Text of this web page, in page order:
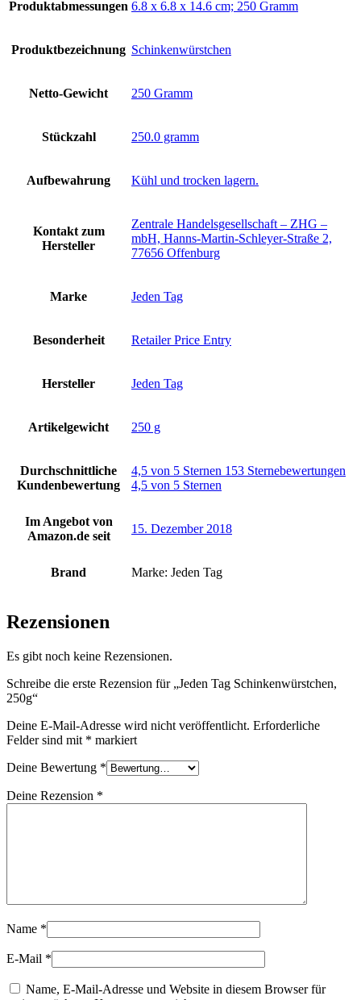
Produktabmessungen ‎6.8 x 6.8 x 14.6 cm; 250 Gramm
Produktbezeichnung ‎Schinkenwürstchen
Netto-Gewicht ‎250 Gramm
Stückzahl ‎250.0 gramm
Aufbewahrung ‎Kühl und trocken lagern.
Kontakt zum
Hersteller
‎Zentrale Handelsgesellschaft – ZHG –
mbH, Hanns-Martin-Schleyer-Straße 2,
77656 Offenburg
Marke ‎Jeden Tag
Besonderheit ‎Retailer Price Entry
Hersteller ‎Jeden Tag
Artikelgewicht ‎250 g
Durchschnittliche
Kundenbewertung
4,5 von 5 Sternen 153 Sternebewertungen
4,5 von 5 Sternen
Im Angebot von
Amazon.de seit
15. Dezember 2018
Brand Marke: Jeden Tag
Rezensionen
Es gibt noch keine Rezensionen.
Schreibe die erste Rezension für „Jeden Tag Schinkenwürstchen,
250g“
Deine E-Mail-Adresse wird nicht veröffentlicht. Erforderliche
Felder sind mit * markiert
Deine Bewertung *
Deine Rezension *
Name *
E-Mail *
Name, E-Mail-Adresse und Website in diesem Browser für